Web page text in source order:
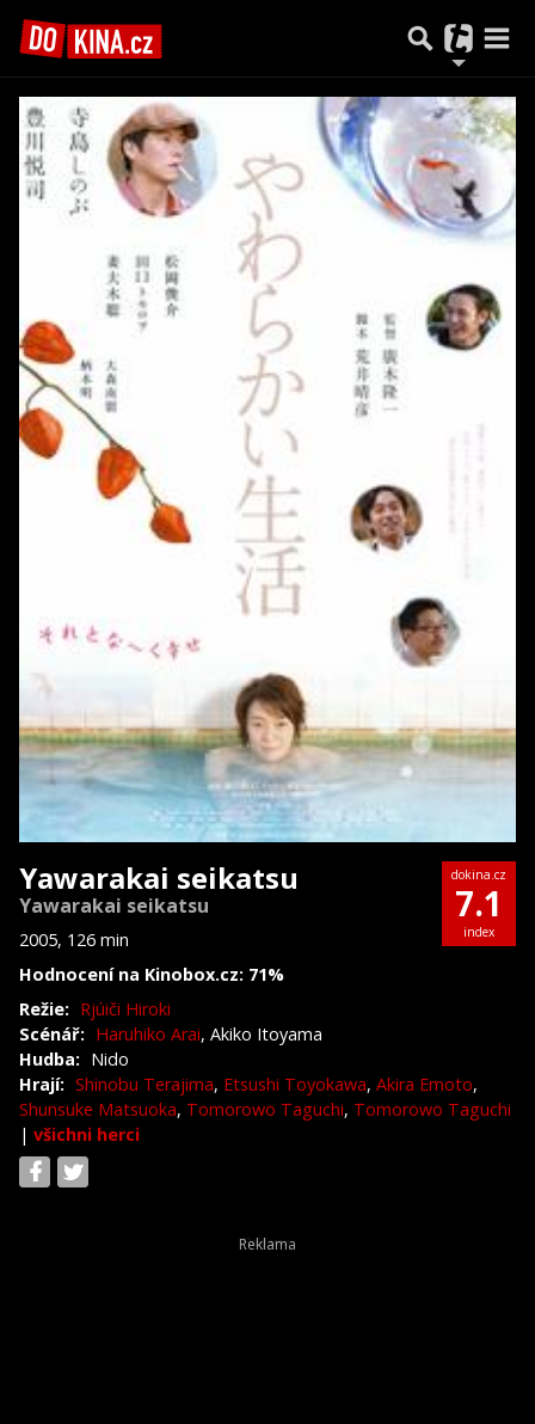
Yawarakai seikatsu
Yawarakai seikatsu
2005, 126 min
Hodnocení na Kinobox.cz: 71%
dokina.cz
7.1
index
Režie: Rjúiči Hiroki
Scénář: Haruhiko Arai, Akiko Itoyama
Hudba: Nido
Hrají: Shinobu Terajima, Etsushi Toyokawa, Akira Emoto,
Shunsuke Matsuoka, Tomorowo Taguchi, Tomorowo Taguchi
| všichni herci